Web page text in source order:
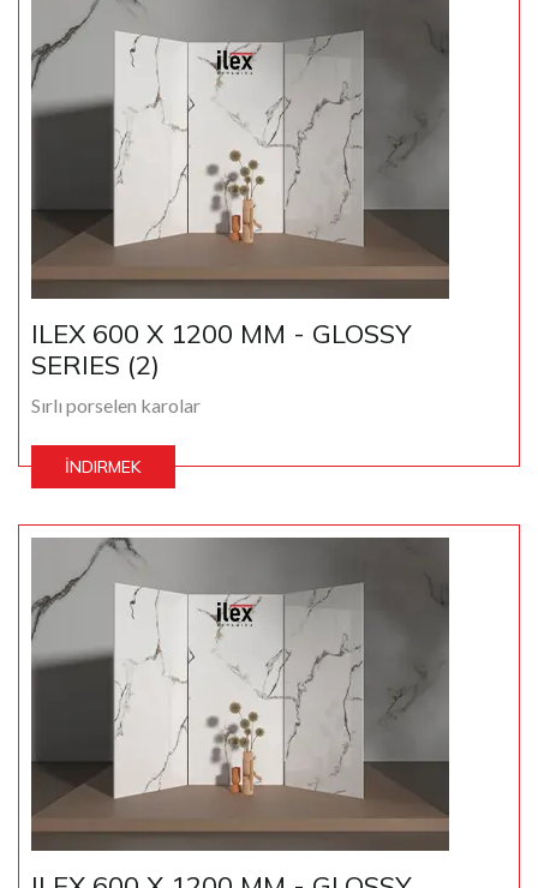
ILEX 600 X 1200 MM - GLOSSY
SERIES (2)
Sırlı porselen karolar
İNDIRMEK